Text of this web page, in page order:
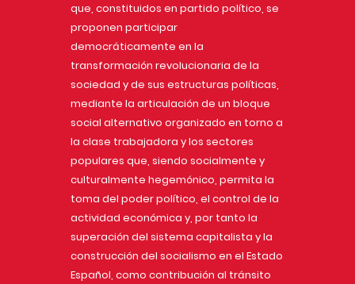
que, constituidos en partido político, se
proponen participar
democráticamente en la
transformación revolucionaria de la
sociedad y de sus estructuras políticas,
mediante la articulación de un bloque
social alternativo organizado en torno a
la clase trabajadora y los sectores
populares que, siendo socialmente y
culturalmente hegemónico, permita la
toma del poder político, el control de la
actividad económica y, por tanto la
superación del sistema capitalista y la
construcción del socialismo en el Estado
Español, como contribución al tránsito